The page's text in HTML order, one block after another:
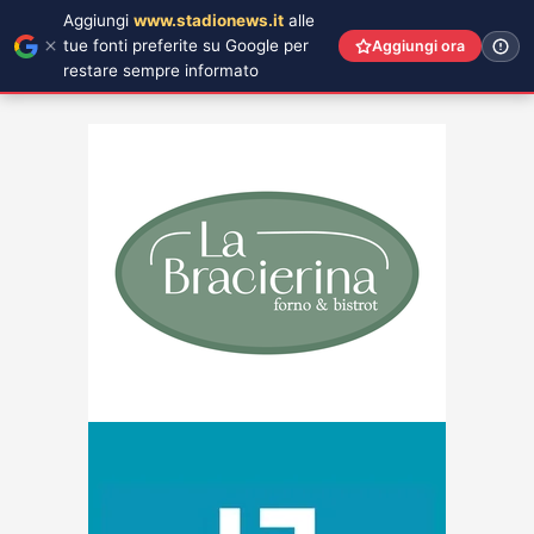
Aggiungi www.stadionews.it alle
tue fonti preferite su Google per
restare sempre informato
Aggiungi ora